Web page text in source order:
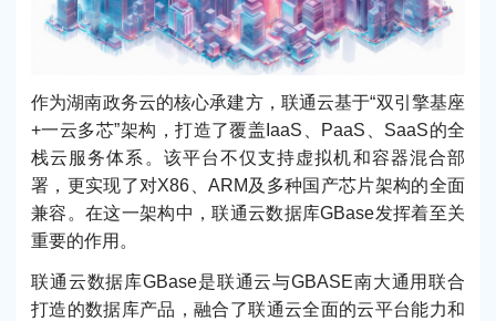
作为湖南政务云的核心承建方，联通云基于“双引擎基座
+一云多芯”架构，打造了覆盖IaaS、PaaS、SaaS的全
栈云服务体系。该平台不仅支持虚拟机和容器混合部
署，更实现了对X86、ARM及多种国产芯片架构的全面
兼容。在这一架构中，联通云数据库GBase发挥着至关
重要的作用。
联通云数据库GBase是联通云与GBASE南大通用联合
打造的数据库产品，融合了联通云全面的云平台能力和